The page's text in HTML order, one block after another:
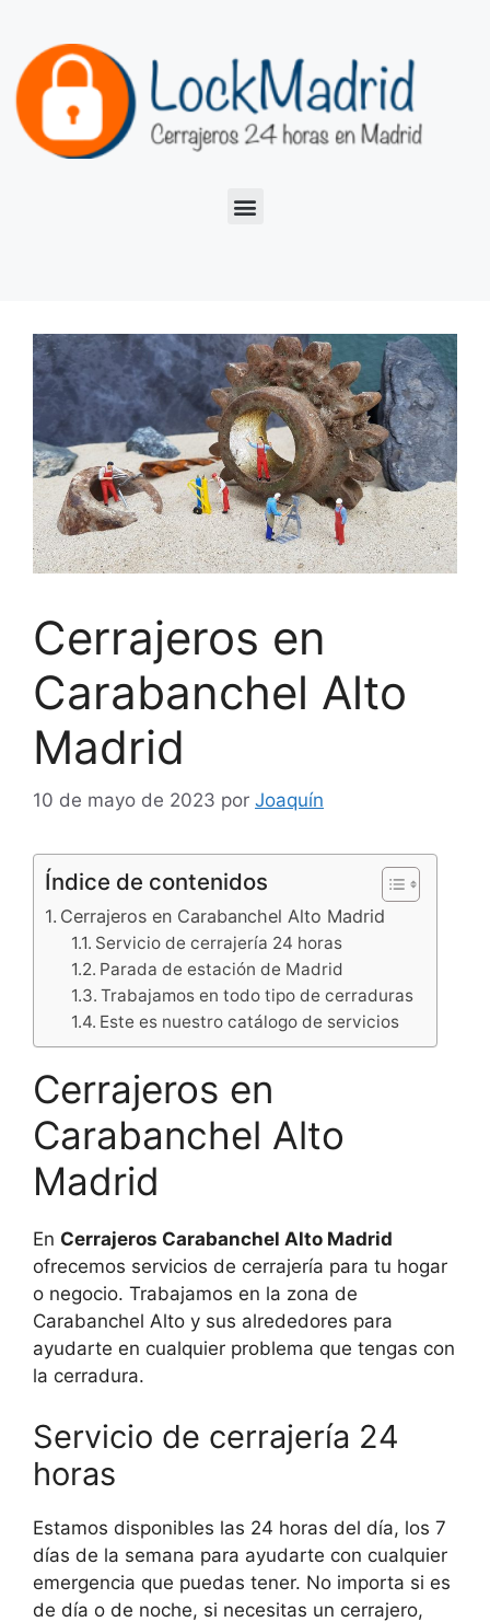
Cerrajeros en
Carabanchel Alto
Madrid
10 de mayo de 2023 por Joaquín
Índice de contenidos
Cerrajeros en Carabanchel Alto Madrid
Servicio de cerrajería 24 horas
Parada de estación de Madrid
Trabajamos en todo tipo de cerraduras
Este es nuestro catálogo de servicios
Cerrajeros en
Carabanchel Alto
Madrid
En Cerrajeros Carabanchel Alto Madrid
ofrecemos servicios de cerrajería para tu hogar
o negocio. Trabajamos en la zona de
Carabanchel Alto y sus alrededores para
ayudarte en cualquier problema que tengas con
la cerradura.
Servicio de cerrajería 24
horas
Estamos disponibles las 24 horas del día, los 7
días de la semana para ayudarte con cualquier
emergencia que puedas tener. No importa si es
de día o de noche, si necesitas un cerrajero,